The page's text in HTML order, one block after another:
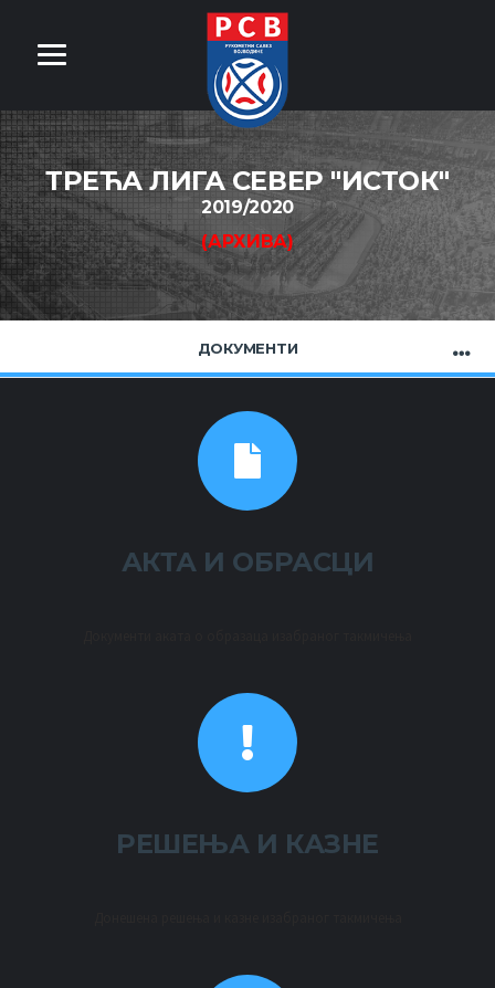
ТРЕЋА ЛИГА СЕВЕР "ИСТОК"
2019/2020
(АРХИВА)
ДОКУМЕНТИ
АКТА И ОБРАСЦИ
РЕШЕЊА И КАЗНЕ